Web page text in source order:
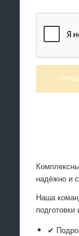
надёжно и
Наша
подготовки
✔